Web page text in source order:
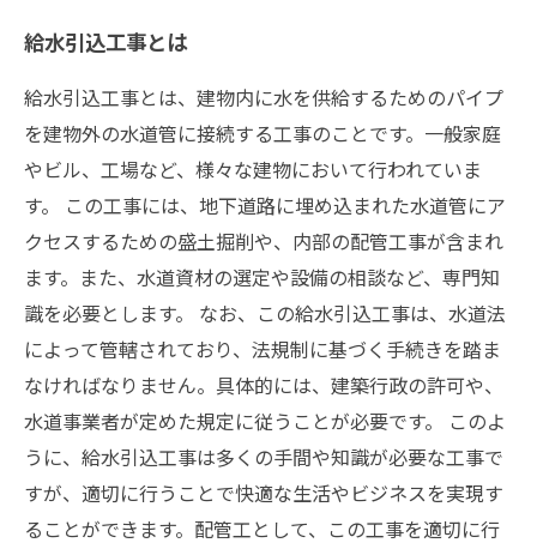
給水引込工事とは
給水引込工事とは、建物内に水を供給するためのパイプ
を建物外の水道管に接続する工事のことです。一般家庭
やビル、工場など、様々な建物において行われていま
す。 この工事には、地下道路に埋め込まれた水道管にア
クセスするための盛土掘削や、内部の配管工事が含まれ
ます。また、水道資材の選定や設備の相談など、専門知
識を必要とします。 なお、この給水引込工事は、水道法
によって管轄されており、法規制に基づく手続きを踏ま
なければなりません。具体的には、建築行政の許可や、
水道事業者が定めた規定に従うことが必要です。 このよ
うに、給水引込工事は多くの手間や知識が必要な工事で
すが、適切に行うことで快適な生活やビジネスを実現す
ることができます。配管工として、この工事を適切に行